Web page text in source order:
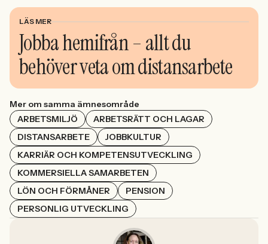
LÄS MER
Jobba hemifrån – allt du
behöver veta om distansarbete
Mer om samma ämnesområde
ARBETSMILJÖ
ARBETSRÄTT OCH LAGAR
DISTANSARBETE
JOBBKULTUR
KARRIÄR OCH KOMPETENSUTVECKLING
KOMMERSIELLA SAMARBETEN
LÖN OCH FÖRMÅNER
PENSION
PERSONLIG UTVECKLING